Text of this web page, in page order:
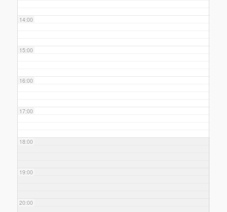
14:00
15:00
16:00
17:00
18:00
19:00
20:00